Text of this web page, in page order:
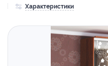
Характеристики